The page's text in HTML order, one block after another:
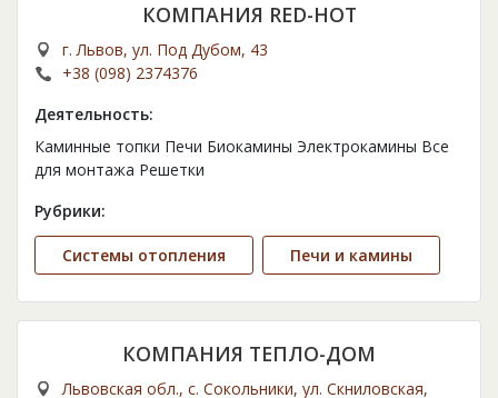
КОМПАНИЯ RED-HOT
г. Львов, ул. Под Дубом, 43
+38 (098) 2374376
Деятельность:
Каминные топки Печи Биокамины Электрокамины Все
для монтажа Решетки
Рубрики:
Cистемы отопления Печи и камины
КОМПАНИЯ ТЕПЛО-ДОМ
Львовская обл., с. Сокольники, ул. Скниловская,